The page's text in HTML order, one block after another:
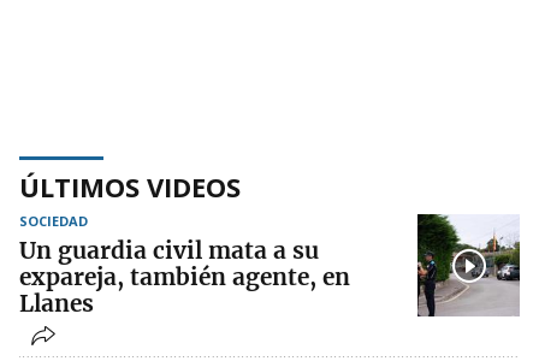
ÚLTIMOS VIDEOS
SOCIEDAD
Un guardia civil mata a su
expareja, también agente, en
Llanes